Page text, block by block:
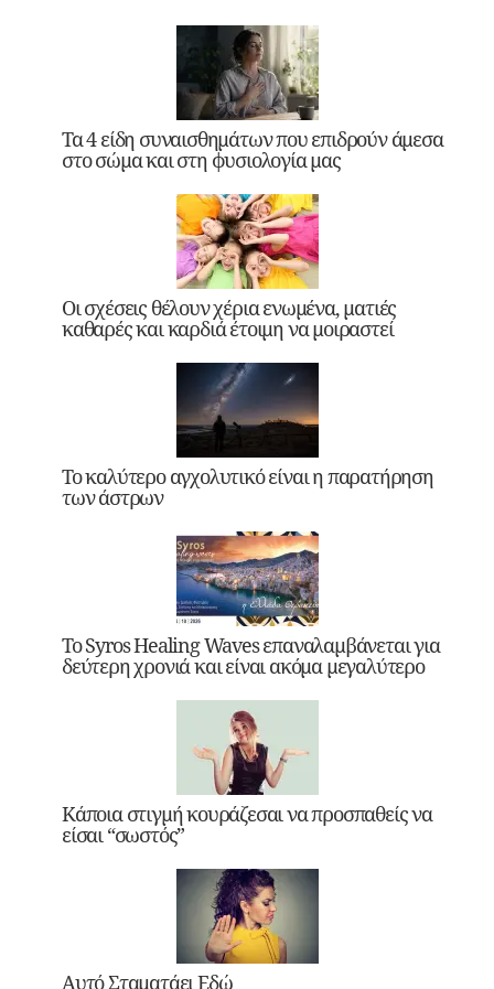
Τα 4 είδη συναισθημάτων που επιδρούν άμεσα
στο σώμα και στη φυσιολογία μας
Οι σχέσεις θέλουν χέρια ενωμένα, ματιές
καθαρές και καρδιά έτοιμη να μοιραστεί
Το καλύτερο αγχολυτικό είναι η παρατήρηση
των άστρων
Το Syros Healing Waves επαναλαμβάνεται για
δεύτερη χρονιά και είναι ακόμα μεγαλύτερο
Κάποια στιγμή κουράζεσαι να προσπαθείς να
είσαι “σωστός”
Αυτό Σταματάει Εδώ